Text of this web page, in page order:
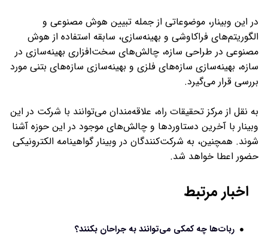
در این وبینار، موضوعاتی از جمله تبیین هوش مصنوعی و
الگوریتم‌های فراکاوشی و بهینه‌سازی، سابقه استفاده از هوش
مصنوعی در طراحی سازه، چالش‌های سخت‌افزاری بهینه‌سازی در
سازه، بهینه‌سازی سازه‌های فلزی و بهینه‌سازی سازه‌های بتنی مورد
بررسی قرار می‌گیرد.
به نقل از مرکز تحقیقات راه، علاقه‌مندان می‌توانند با شرکت در این
وبینار با آخرین دستاوردها و چالش‌های موجود در این حوزه آشنا
شوند. همچنین، به شرکت‌کنندگان در وبینار گواهینامه الکترونیکی
حضور اعطا خواهد شد.
اخبار مرتبط
ربات‌ها چه کمکی می‌توانند به جراحان بکنند؟